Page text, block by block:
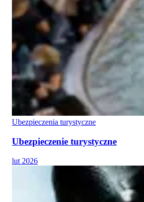
Ubezpieczenia turystyczne
Ubezpieczenie turystyczne
lut 2026